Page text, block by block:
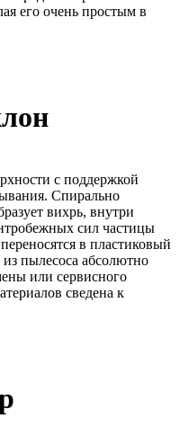
его очень простым в
с поддержкой
Спирально
вихрь, внутри
сил частицы
в пластиковый
пылесоса абсолютно
или сервисного
сведена к